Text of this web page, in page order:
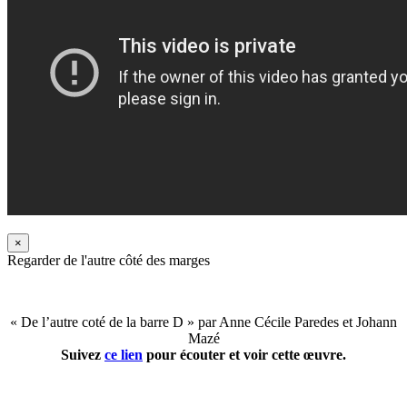
×
Regarder de l'autre côté des marges
« De l’autre coté de la barre D » par Anne Cécile Paredes et Johann
Mazé
Suivez ce lien pour écouter et voir cette œuvre.